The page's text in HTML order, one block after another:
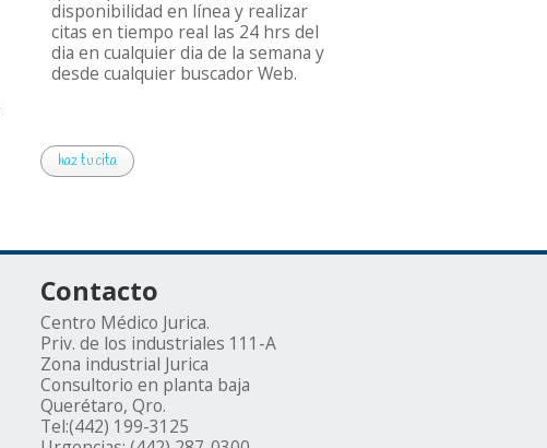
disponibilidad en línea y realizar
citas en tiempo real las 24 hrs del
dia en cualquier dia de la semana y
desde cualquier buscador Web.
haz tu cita
Contacto
Centro Médico Jurica.
Priv. de los industriales 111-A
Zona industrial Jurica
Consultorio en planta baja
Querétaro, Qro.
Tel:(442) 199-3125